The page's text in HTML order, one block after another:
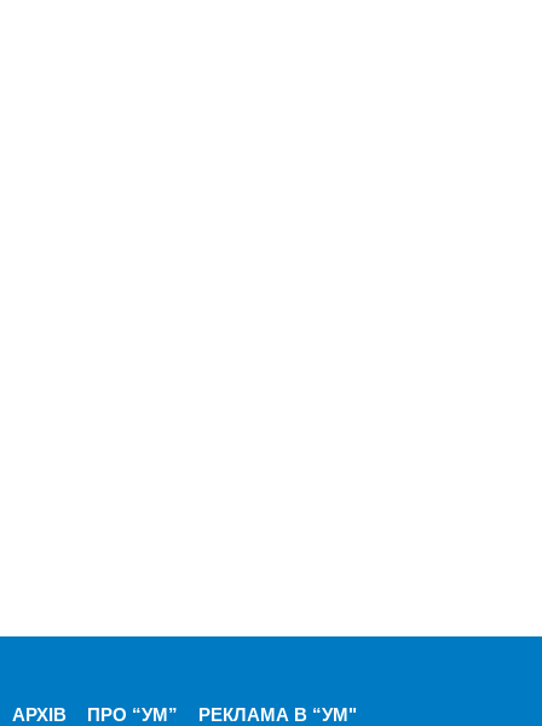
АРХІВ ПРО “УМ” РЕКЛАМА В “УМ"